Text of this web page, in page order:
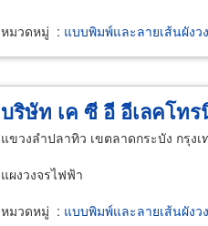
หมวดหมู่ : แบบพิมพ์และลายเส้นผังว
บริษัท เค ซี อี อีเลคโท
แขวงลำปลาทิว เขตลาดกระบัง กรุง
แผงวงจรไฟฟ้า
หมวดหมู่ : แบบพิมพ์และลายเส้นผังว